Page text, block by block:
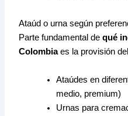
Ataúd o urna según
Parte fundamental dequé
Colombiaes la provisión
Ataúdes en
medio, premium)
Urnas para